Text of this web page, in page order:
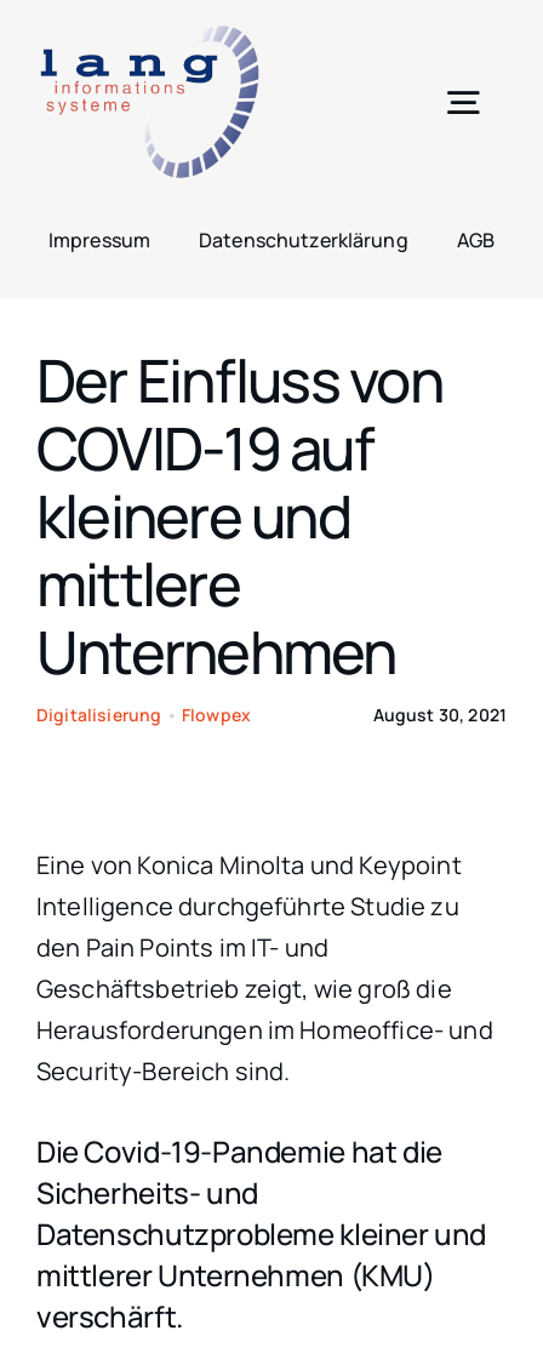
Inhalt
springen
Impressum Datenschutzerklärung AGB
Der Einfluss von
COVID-19 auf
kleinere und
mittlere
Unternehmen
Digitalisierung • Flowpex August 30, 2021
Eine von Konica Minolta und Keypoint
Intelligence durchgeführte Studie zu
den Pain Points im IT- und
Geschäftsbetrieb zeigt, wie groß die
Herausforderungen im Homeoffice- und
Security-Bereich sind.
Die Covid-19-Pandemie hat die
Sicherheits- und
Datenschutzprobleme kleiner und
mittlerer Unternehmen (KMU)
verschärft.